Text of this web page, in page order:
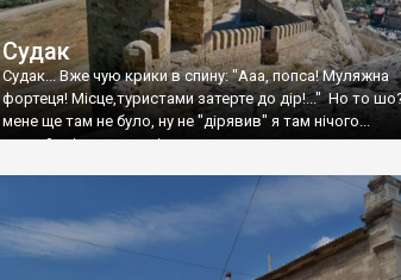
Судак
Судак... Вже чую крики в спину: "Ааа, попса! Муляжна
фортеця! Місце,туристами затерте до дір!..." Но то
мене ще там не було, ну не "дірявив" я там нічого...
принаймні до цього літа.